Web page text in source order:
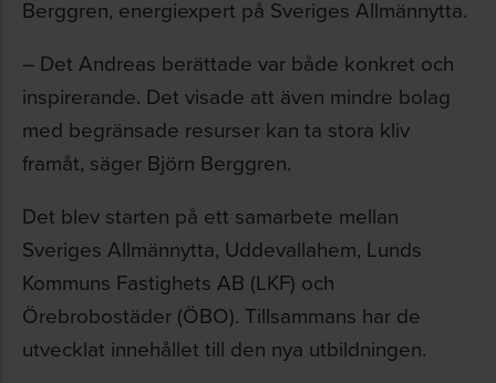
Berggren, energiexpert på Sveriges Allmännytta.
– Det Andreas berättade var både konkret och
inspirerande. Det visade att även mindre bolag
med begränsade resurser kan ta stora kliv
framåt, säger Björn Berggren.
Det blev starten på ett samarbete mellan
Sveriges Allmännytta, Uddevallahem, Lunds
Kommuns Fastighets AB (LKF) och
Örebrobostäder (ÖBO). Tillsammans har de
utvecklat innehållet till den nya utbildningen.